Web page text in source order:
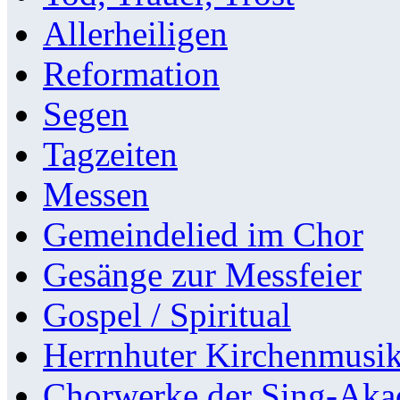
Allerheiligen
Reformation
Segen
Tagzeiten
Messen
Gemeindelied im Chor
Gesänge zur Messfeier
Gospel / Spiritual
Herrnhuter